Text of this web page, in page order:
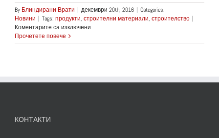
By Блиндирани Врати | декември 20th, 2016 | Categories:
Новини | Tags: продукти, строителни материали, строителство |
Коментарите са изключени
на
Прочетете повече
КОНТАКТИ